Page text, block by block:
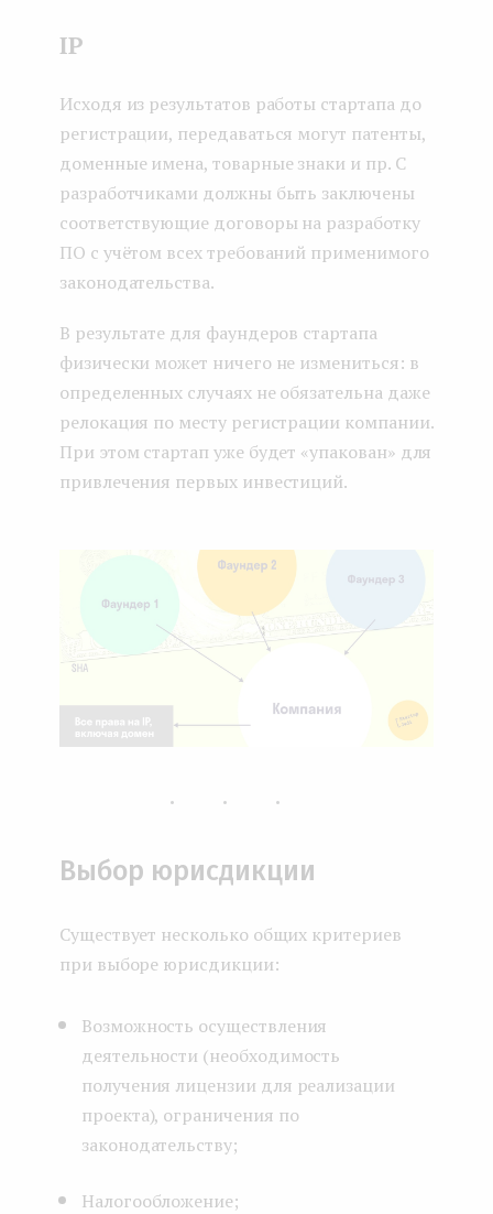
IP
Исходя из результатов работы стартапа до
регистрации, передаваться могут патенты,
доменные имена, товарные знаки и пр. С
разработчиками должны быть заключены
соответствующие договоры на разработку
ПО с учётом всех требований применимого
законодательства.
В результате для фаундеров стартапа
физически может ничего не измениться: в
определенных случаях не обязательна даже
релокация по месту регистрации компании.
При этом стартап уже будет «упакован» для
привлечения первых инвестиций.
...
Выбор юрисдикции
Существует несколько общих критериев
при выборе юрисдикции:
Возможность осуществления
деятельности (необходимость
получения лицензии для реализации
проекта), ограничения по
законодательству;
Налогообложение;